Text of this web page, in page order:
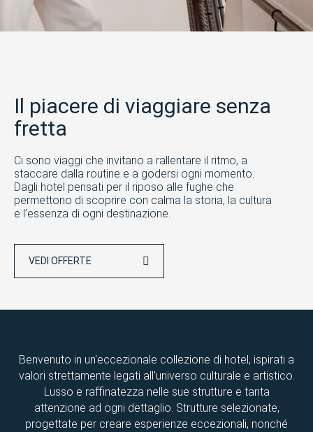
Il piacere di viaggiare senza
fretta
Ci sono viaggi che invitano a rallentare il ritmo, a
staccare dalla routine e a godersi ogni momento.
Dagli hotel pensati per il riposo alle fughe che
permettono di scoprire con calma la storia, la cultura
e l’essenza di ogni destinazione.
VEDI OFFERTE
Benvenuto in un'eccezionale collezione di hotel, ispirati a
valori strettamente legati all'universo culturale e artistico.
Lusso e raffinatezza nelle sue strutture e tanta
attenzione ad ogni dettaglio. Strutture selezionate,
progettate per creare esperienze eccezionali, nonché